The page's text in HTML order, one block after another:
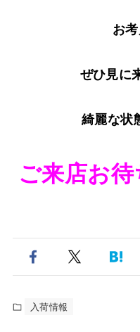
お考
ぜひ見に
綺麗な状
ご来店お待
入荷情報